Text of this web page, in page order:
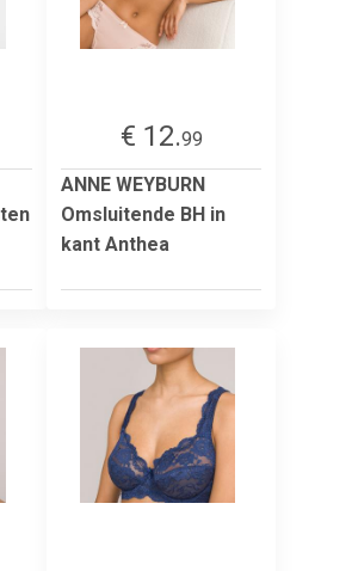
€ 12.99
ANNE WEYBURN
Omsluitende BH in
kant Anthea